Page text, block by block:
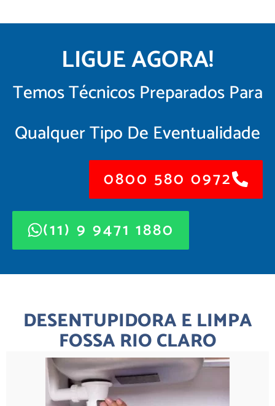
LIGUE AGORA!
Temos Técnicos Preparados Para
Qualquer Tipo De Eventualidade
0800 580 0972
(11) 9 9471 1880
DESENTUPIDORA E LIMPA
FOSSA RIO CLARO